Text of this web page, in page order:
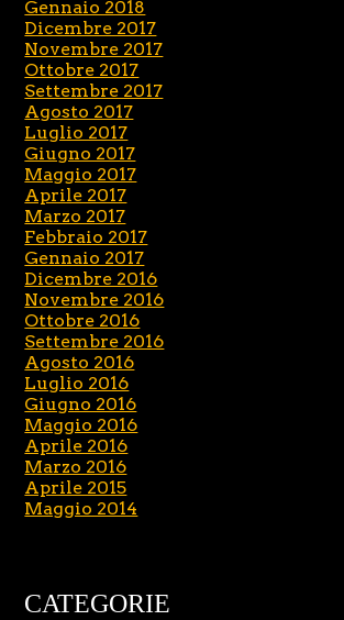
Gennaio 2018
Dicembre 2017
Novembre 2017
Ottobre 2017
Settembre 2017
Agosto 2017
Luglio 2017
Giugno 2017
Maggio 2017
Aprile 2017
Marzo 2017
Febbraio 2017
Gennaio 2017
Dicembre 2016
Novembre 2016
Ottobre 2016
Settembre 2016
Agosto 2016
Luglio 2016
Giugno 2016
Maggio 2016
Aprile 2016
Marzo 2016
Aprile 2015
Maggio 2014
CATEGORIE